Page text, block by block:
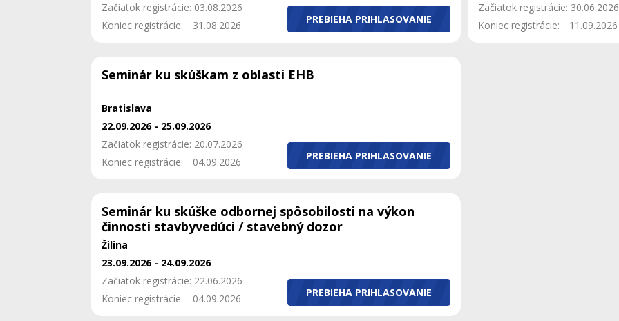
Začiatok registrácie: 03.08.2026
Koniec registrácie:
31.08.2026 PREBIEHA PRIHLASOVANIE
Seminár ku skúškam z oblasti EHB
Bratislava
22.09.2026 - 25.09.2026
Začiatok registrácie: 20.07.2026
Koniec registrácie:
04.09.2026 PREBIEHA PRIHLASOVANIE
Seminár ku skúške odbornej spôsobilosti na výkon
činnosti stavbyvedúci / stavebný dozor
Žilina
23.09.2026 - 24.09.2026
Začiatok registrácie: 22.06.2026
Koniec registrácie:
04.09.2026 PREBIEHA PRIHLASOVANIE
Začiatok registrácie: 30.06.2026
Koniec registrácie:
11.09.2026